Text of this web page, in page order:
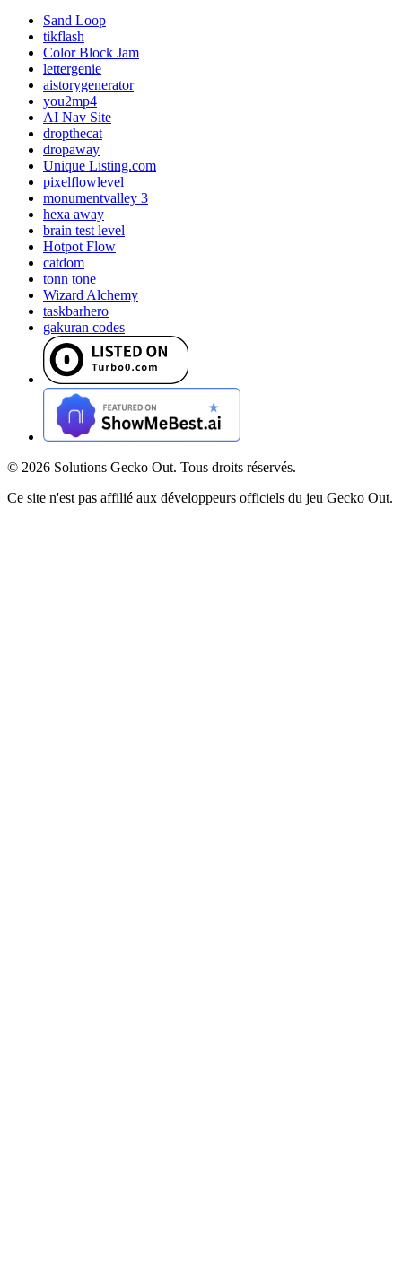
Sand Loop
tikflash
Color Block Jam
lettergenie
aistorygenerator
you2mp4
AI Nav Site
dropthecat
dropaway
Unique Listing.com
pixelflowlevel
monumentvalley 3
hexa away
brain test level
Hotpot Flow
catdom
tonn tone
Wizard Alchemy
taskbarhero
gakuran codes
© 2026 Solutions Gecko Out. Tous droits réservés.
Ce site n'est pas affilié aux développeurs officiels du jeu Gecko Out.